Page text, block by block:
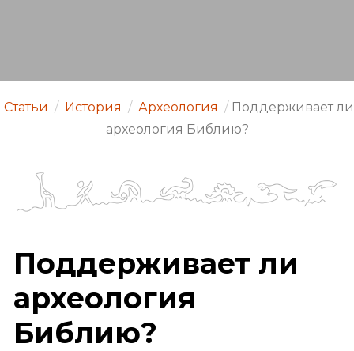
Статьи / История / Археология / Поддерживает ли
археология Библию?
Поддерживает ли
археология
Библию?